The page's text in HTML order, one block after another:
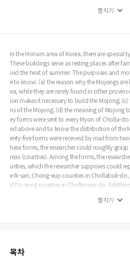
茅亭이 있으나, 固有한 意味의 茅亭은 部落共有
을 指稱한다. 部落의 共用建物로서의 茅亭은 部
일하는 農軍의 休息處로써의 性格이 &#24375;
女子는 使用하지 않는 男子의 專用建物로서의 特
用하지 않는 男子의 專用建物로서의 特徵을 갖고
은 開放式 亭子를 가리킨다. 一部 방이 附屬되어
나 그것들은 實質的으로 茅亭이라 할 수 없는 建
각” 等으로 呼稱하는 것에 不過한 것 같다. 茅亭의
는 傾向이 있다. 그러나 大部分의 茅亭은 2乃至 3
統的 保守的 色彩가 &#24375;한 部落의 茅亭은
年席을 區別하는 茅亭이 있는 것이다. 茅亭은 大
이지만 個中에는 六角形 八角形의 육모정 팔모정
間地帶보다 平野地帶에 많고, 海岸 또는 島嶼地
稻作農業의 共同作業에 從事하는 農軍들의 休息
中心이 되어 있고 나무그늘과 같은 더위를 避할
로서의 茅亭을 따로 建築할 必要性이 적었던 것으
茅亭이 存立하기 어려운 까닭으로써 첫째 島嶼地
에 從事하며 茅亭이 男子의 專用建物이라는 点과,
의 倒壞의 可能性과 함께 그 管理 및 維持가 어려
을 수 있는 蓋然性이 있어 왔고, 그럼으로써 村落
生 發達할 수 있는 契機가 恒存하였으리라 생각하
펼치기
In the Honam area of Korea, there are special
These buildings serve as resting places after
oid the heat of summer. The purposes and
e to know: (a) the reason why the Mojongs
ea, while they are rarely found in other
ion makes it necessary to build the Mojong;
ns of the Mojong; (d) the meaning of Mojong
ey forms were sent to every Myon of Cholla-
ed above and to know the distribution of the
enty-five forms were received by mail from
hese forms, the researcher could roughly
reas (counties). Among the forms, the
unties, which the researcher supposes could
e Ik-san, Chong-eup counties in Chollabuk-
d Po-song counties in Chollanam-do.
ture of the rural village and the Mojong. The
earch methods, the researcher made the
t widely and commonly used. Therefore it is
펼치기
목차